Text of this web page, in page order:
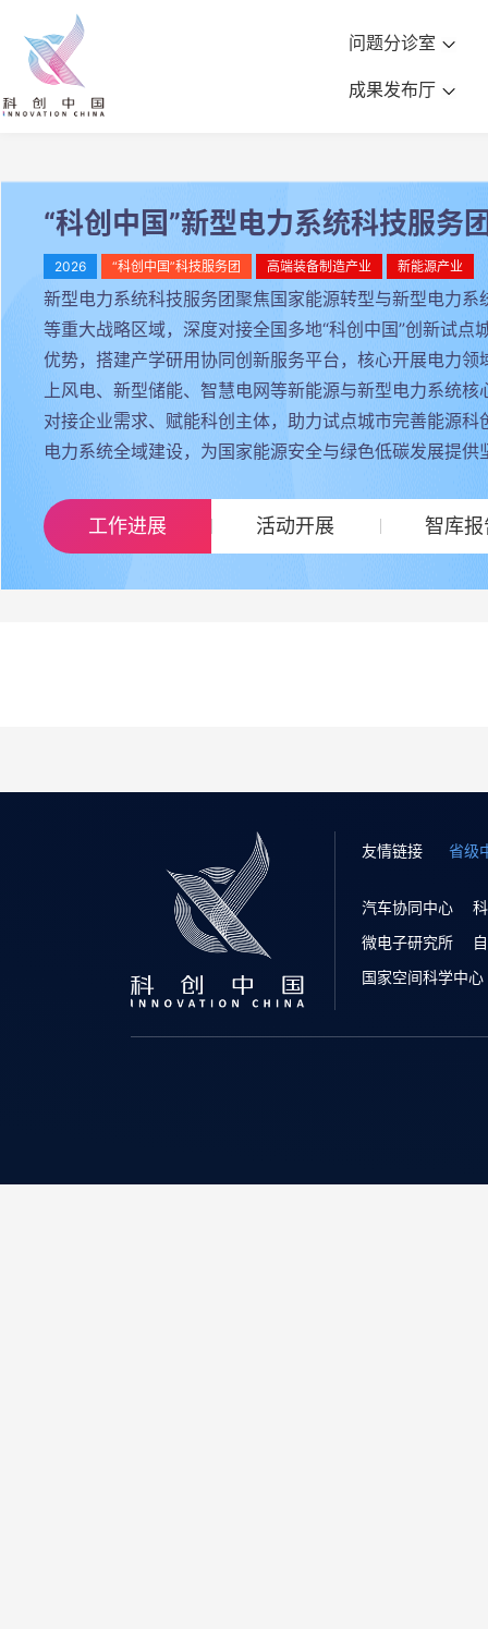
问题分诊室
成果发布厅
“科创中国”新型电力系统科技服务
2026 “科创中国”科技服务团 高端装备制造产业 新能源产业
新型电力系统科技服务团聚焦国家能源转型与新型电力
等重大战略区域，深度对接全国多地“科创中国”创新试
优势，搭建产学研用协同创新服务平台，核心开展电力
上风电、新型储能、智慧电网等新能源与新型电力系统
对接企业需求、赋能科创主体，助力试点城市完善能源
电力系统全域建设，为国家能源安全与绿色低碳发展提供
工作进展 活动开展 智库报
友情链接 省级
汽车协同中心
微电子研究所
国家空间科学中心